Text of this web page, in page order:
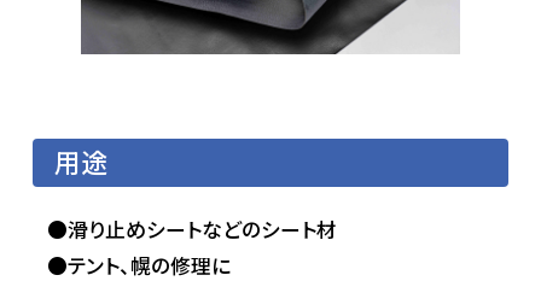
用途
●滑り止めシートなどのシート材
●テント、幌の修理に